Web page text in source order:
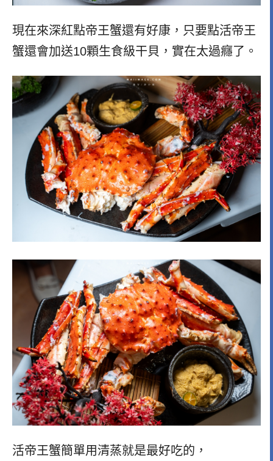
現在來深紅點帝王蟹還有好康，只要點活帝王
蟹還會加送10顆生食級干貝，實在太過癮了。
活帝王蟹簡單用清蒸就是最好吃的，